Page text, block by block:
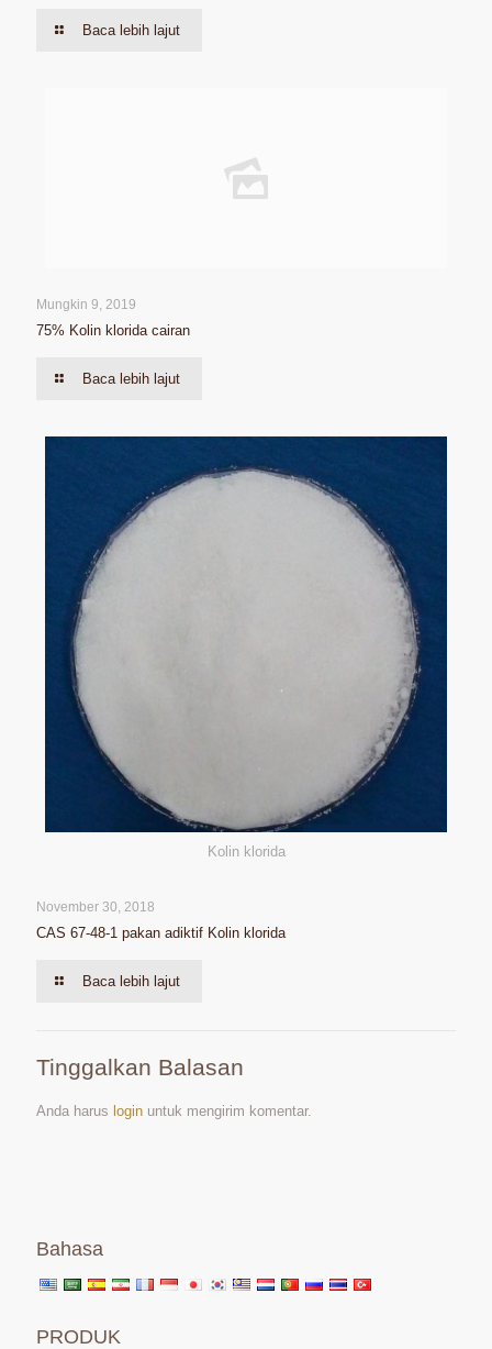
Baca lebih lajut
Mungkin 9, 2019
75% Kolin klorida cairan
Baca lebih lajut
Kolin klorida
November 30, 2018
CAS 67-48-1 pakan adiktif Kolin klorida
Baca lebih lajut
Tinggalkan Balasan
Anda harus login untuk mengirim komentar.
Bahasa
PRODUK